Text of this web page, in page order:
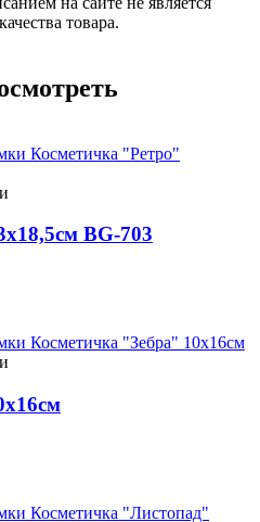
товара.
BG-703